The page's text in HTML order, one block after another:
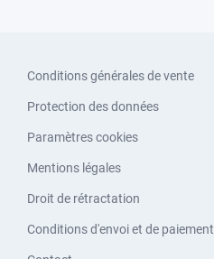
Conditions générales de vente
Protection des données
Paramètres cookies
Mentions légales
Droit de rétractation
Conditions d'envoi et de paiement